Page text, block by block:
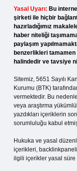
Yasal Uyarı: Bu
şirketi ile hiçbir
hazırladığımız
haber niteliği
paylaşım
benzerlikleri
halindedir ve tavsiye
Sitemiz, 5651 Sayılı
Kurumu (BTK)
vermektedir. Bu
veya araştırma
yazdıkları içeriklerin
sorumluluğu kabul etmiş
Hukuka ve yasal
içerikleri,
ilgili içerikler yasal süre